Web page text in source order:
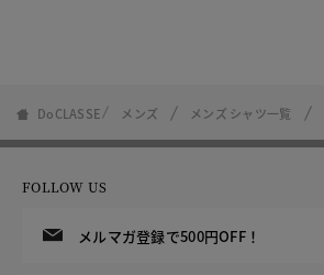
DoCLASSE メンズ メンズ シャツ一覧
FOLLOW US
メルマガ登録で500円OFF！